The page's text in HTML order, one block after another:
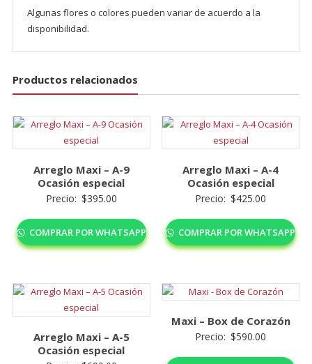
Algunas flores o colores pueden variar de acuerdo a la
disponibilidad.
Productos relacionados
Arreglo Maxi – A-9
Ocasión especial
Precio: $395.00
COMPRAR POR WHATSAPP
Arreglo Maxi – A-4
Ocasión especial
Precio: $425.00
COMPRAR POR WHATSAPP
Arreglo Maxi – A-5
Ocasión especial
Maxi – Box de Corazón
Precio: $590.00